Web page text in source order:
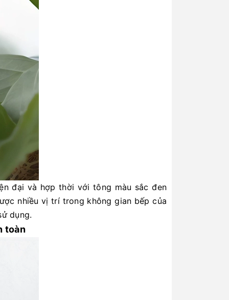
đại và hợp thời với tông màu sắc đen
nhiều vị trí trong không gian bếp của
dụng.
toàn